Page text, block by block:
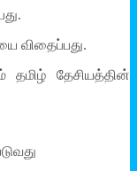
விதைப்பது.
தமிழ் தேசியத்தின்